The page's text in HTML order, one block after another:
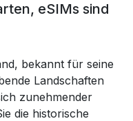
eSIMs sind
bekannt für seine
Landschaften
zunehmender
die historische